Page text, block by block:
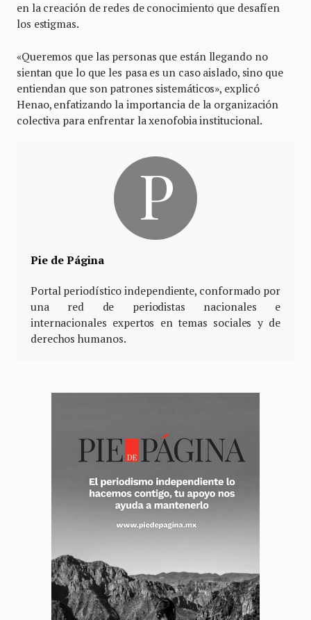
en la creación de redes de conocimiento que desafíen
los estigmas.
«Queremos que las personas que están llegando no
sientan que lo que les pasa es un caso aislado, sino que
entiendan que son patrones sistemáticos», explicó
Henao, enfatizando la importancia de la organización
colectiva para enfrentar la xenofobia institucional.
Pie de Página
Portal periodístico independiente, conformado por
una red de periodistas nacionales e
internacionales expertos en temas sociales y de
derechos humanos.